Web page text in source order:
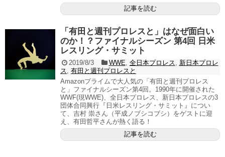
記事を読む
「有田と週刊プロレスと」はなぜ面白い
のか！？ファイナルシーズン 第4回 日米
レスリング・サミット
2019/8/3 WWE 全日本プロレス
新日本プロレ
ス
有田と週刊プロレスと
Amazonプライムで大人気の「有田と週刊プロレス
と」ファイナルシーズン第4回。1990年に開催された
WWF(現WWE)、全日本プロレス、新日本プロレスの3
団体合同興行『日米レスリング・サミット』につい
て、吉村 崇さん（平成ノブシコブシ）をゲストに迎
え、有田哲平さんが熱く語る！
記事を読む